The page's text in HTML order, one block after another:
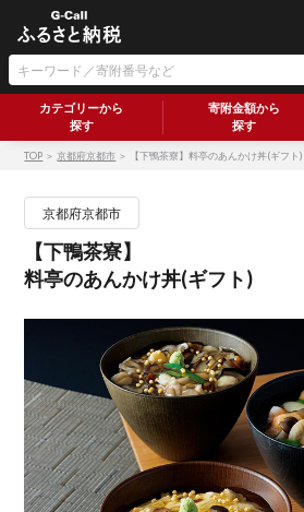
カテゴリーから
探す
寄附金額から
探す
TOP ＞京都府京都市 ＞ 【下鴨茶寮】料亭のあんかけ丼(ギフト)
京都府京都市
【下鴨茶寮】
料亭のあんかけ丼(ギフト)